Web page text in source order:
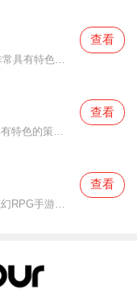
物质与魔法2024最新版是一款非常具有特色的策略游戏，这款物质与魔法2024最新版里面的玩法是非常精彩的，不过体验起来难度也不大，玩家们都可以自由来冒险体验，很多不同的兵种都需要你来解锁，同时也有不少的装备武器可以帮助到你，想要成为这个世界最厉害的人，你所需要考虑
查看
咏月风雅官方正版是一款非常具有特色的策略卡牌游戏，这款咏月风雅官方正版拥有着非常精美的画风，每一帧的画面设计都是非常震撼的，全新开启的奇幻之旅玩家都可以自由来体验，同时你们也能感受超精彩的剧情，这其中会发生什么故事大家都可以期待一下，等你们来一起下载这
查看
查看